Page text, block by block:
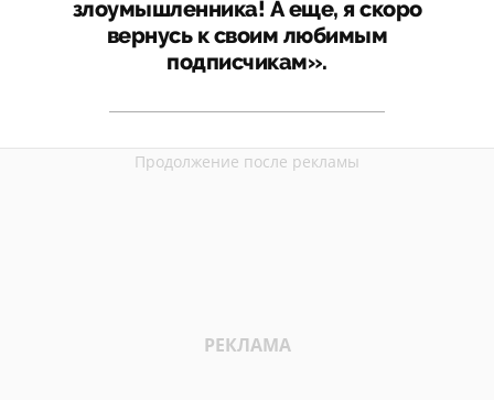
злоумышленника! А еще, я скоро
вернусь к своим любимым
подписчикам».